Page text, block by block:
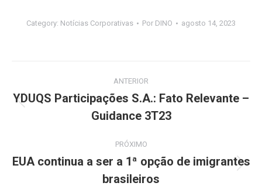
Category: Notícias Corporativas Por DINO agosto 14, 2023
de
ANTERIOR
anterior:
YDUQS Participações S.A.: Fato Relevante –
Guidance 3T23
PRÓXIMO
Próximo
post:
EUA continua a ser a 1ª opção de imigrantes
brasileiros